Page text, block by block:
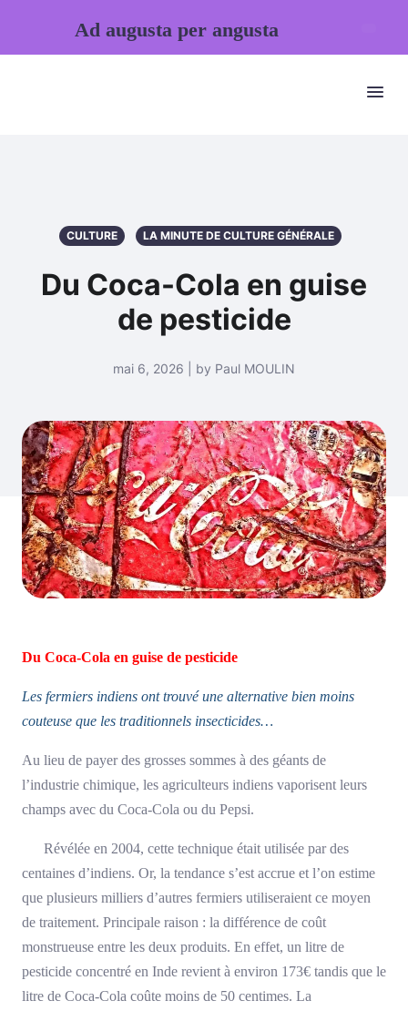
CULTURE LA MINUTE DE CULTURE GÉNÉRALE
Du Coca-Cola en guise
de pesticide
mai 6, 2026 | by Paul MOULIN
Du Coca-Cola en guise de pesticide
Les fermiers indiens ont trouvé une alternative bien moins
couteuse que les traditionnels insecticides…
Au lieu de payer des grosses sommes à des géants de
l’industrie chimique, les agriculteurs indiens vaporisent leurs
champs avec du Coca-Cola ou du Pepsi.
Révélée en 2004, cette technique était utilisée par des
centaines d’indiens. Or, la tendance s’est accrue et l’on estime
que plusieurs milliers d’autres fermiers utiliseraient ce moyen
de traitement. Principale raison : la différence de coût
monstrueuse entre les deux produits. En effet, un litre de
pesticide concentré en Inde revient à environ 173€ tandis que le
litre de Coca-Cola coûte moins de 50 centimes. La
Ad augusta per angusta